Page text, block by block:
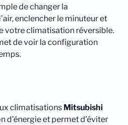
de changer la
enclencher le minuteur et
votre climatisation réversible.
de voir la configuration
climatisations Mitsubishi
d'énergie et permet d’éviter